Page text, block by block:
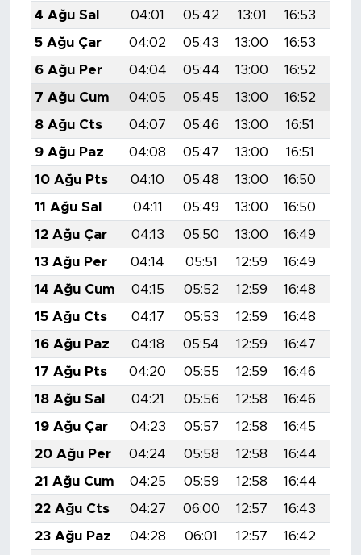
4 Ağu Sal
04:01 05:42 13:01 16:53
5 Ağu Çar
04:02 05:43 13:00 16:53
6 Ağu Per
04:04 05:44 13:00 16:52
7 Ağu Cum
04:05 05:45 13:00 16:52
8 Ağu Cts
04:07 05:46 13:00 16:51
9 Ağu Paz
04:08 05:47 13:00 16:51
10 Ağu Pts
04:10 05:48 13:00 16:50
11 Ağu Sal
04:11 05:49 13:00 16:50
12 Ağu Çar
04:13 05:50 13:00 16:49
13 Ağu Per
04:14 05:51 12:59 16:49
14 Ağu Cum
04:15 05:52 12:59 16:48
15 Ağu Cts
04:17 05:53 12:59 16:48
16 Ağu Paz
04:18 05:54 12:59 16:47
17 Ağu Pts
04:20 05:55 12:59 16:46
18 Ağu Sal
04:21 05:56 12:58 16:46
19 Ağu Çar
04:23 05:57 12:58 16:45
20 Ağu Per
04:24 05:58 12:58 16:44
21 Ağu Cum
04:25 05:59 12:58 16:44
22 Ağu Cts
04:27 06:00 12:57 16:43
23 Ağu Paz
04:28 06:01 12:57 16:42